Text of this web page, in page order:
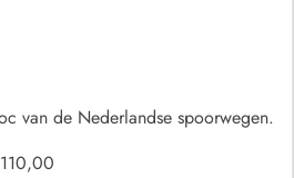
van de Nederlandse spoorwegen.